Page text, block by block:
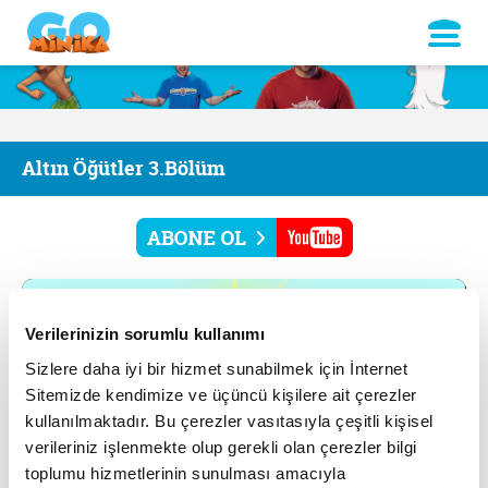
Verilerinizin sorumlu kullanımı
Sizlere daha iyi bir hizmet sunabilmek için İnternet
Sitemizde kendimize ve üçüncü kişilere ait çerezler
kullanılmaktadır. Bu çerezler vasıtasıyla çeşitli kişisel
verileriniz işlenmekte olup gerekli olan çerezler bilgi
toplumu hizmetlerinin sunulması amacıyla
Altın Öğütler 3.Bölüm